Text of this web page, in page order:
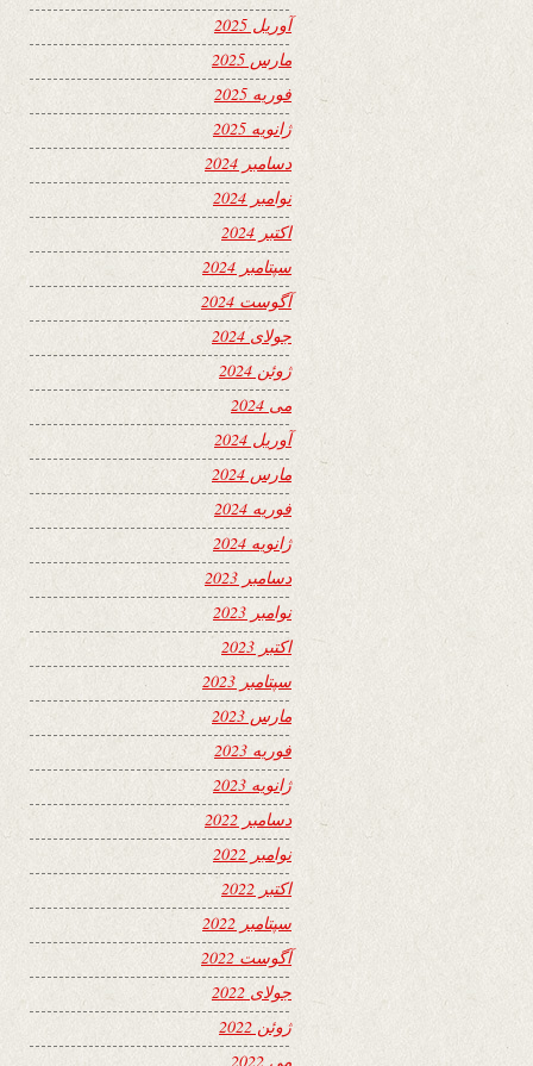
آوریل 2025
مارس 2025
فوریه 2025
ژانویه 2025
دسامبر 2024
نوامبر 2024
اکتبر 2024
سپتامبر 2024
آگوست 2024
جولای 2024
ژوئن 2024
می 2024
آوریل 2024
مارس 2024
فوریه 2024
ژانویه 2024
دسامبر 2023
نوامبر 2023
اکتبر 2023
سپتامبر 2023
مارس 2023
فوریه 2023
ژانویه 2023
دسامبر 2022
نوامبر 2022
اکتبر 2022
سپتامبر 2022
آگوست 2022
جولای 2022
ژوئن 2022
می 2022